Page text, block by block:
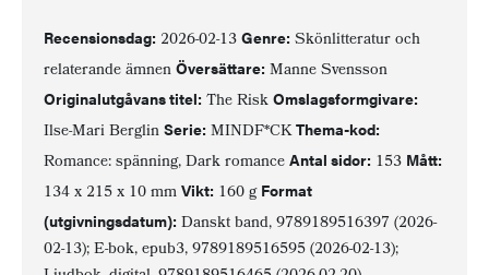
Recensionsdag: 2026-02-13 Genre: Skönlitteratur och
relaterande ämnen Översättare: Manne Svensson
Originalutgåvans titel: The Risk Omslagsformgivare:
Ilse-Mari Berglin Serie: MINDF*CKThema-kod:
Romance: spänning, Dark romance Antal sidor: 153 Mått:
134 x 215 x 10 mm Vikt: 160 g Format
(utgivningsdatum): Danskt band, 9789189516397 (2026-
02-13); E-bok, epub3, 9789189516595 (2026-02-13);